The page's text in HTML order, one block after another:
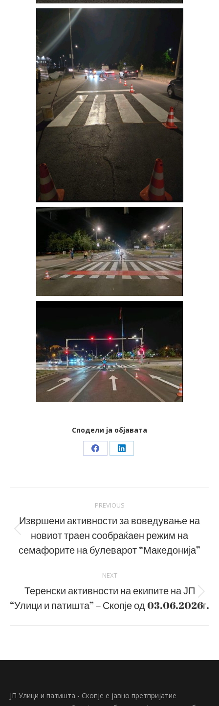
Сподели ја објавата
Share Share
navigation
PREVIOUS
Previous
post:
Извршени активности за воведување на
новиот траен сообраќаен режим на
семафорите на булеварот “Македонија”
NEXT
Next
post:
Теренски активности на екипите на ЈП
“Улици и патишта” – Скопје од 03.06.2026г.
ЈП Улици и патишта - Скопје е јавно претпријатие